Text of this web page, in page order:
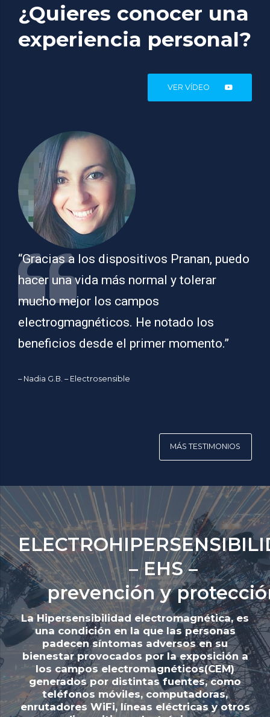
¿Quieres conocer una
experiencia personal?
VER VÍDEO
“Gracias a los dispositivos Pranan, puedo
hacer una vida más normal y tolerar
mucho mejor los campos
electrogmagnéticos. He notado los
beneficios desde el primer momento.”
– Nadia G.B. – Electrosensible
MÁS TESTIMONIOS
– EHS –
prevención y
La Hipersensibilidad electromagnética, es
una condición en la que las personas
padecen síntomas adversos en su
bienestar provocados por la exposición a
los campos electromagnéticos(CEM)
generados por distintas fuentes, como
teléfonos móviles, computadoras,
enrutadores WiFi, líneas eléctricas y otros